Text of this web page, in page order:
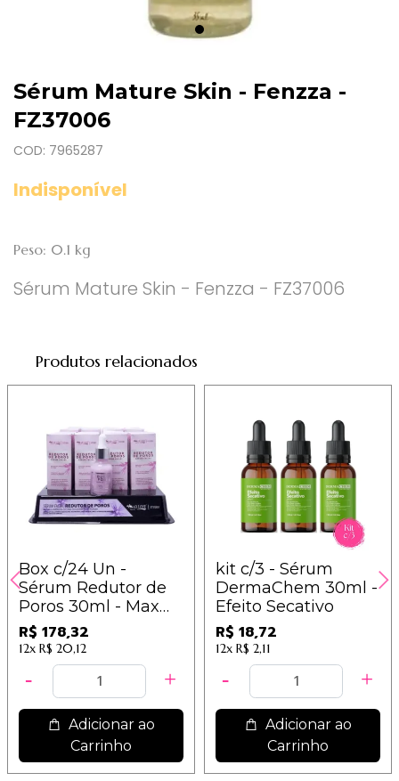
Sérum Mature Skin - Fenzza -
FZ37006
COD: 7965287
Indisponível
Peso: 0.1 kg
Sérum Mature Skin - Fenzza - FZ37006
Produtos relacionados
Box c/24 Un -
Sérum Redutor de
Poros 30ml - Max
Love
R$ 178,32
12x R$ 20,12
Adicionar ao
Carrinho
kit c/3 - Sérum
DermaChem 30ml -
Efeito Secativo
R$ 18,72
12x R$ 2,11
Adicionar ao
Carrinho